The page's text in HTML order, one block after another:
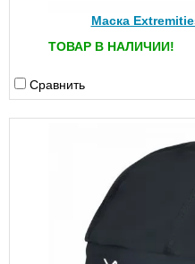
Маска
ТОВАР В НАЛИЧИИ!
Сравнить